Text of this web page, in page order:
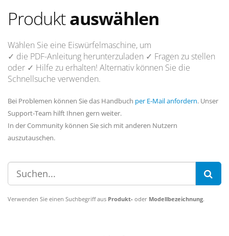
Produktauswählen
Wählen Sie eine Eiswürfelmaschine, um
✓ die PDF-Anleitung herunterzuladen ✓ Fragen zu stellen
oder ✓ Hilfe zu erhalten! Alternativ können Sie die
Schnellsuche verwenden.
Bei Problemen können Sie das Handbuch per E-Mail anfordern. Unser
Support-Team hilft Ihnen gern weiter.
In der Community können Sie sich mit anderen Nutzern
auszutauschen.
Verwenden Sie einen Suchbegriff aus Produkt- oder Modellbezeichnung.